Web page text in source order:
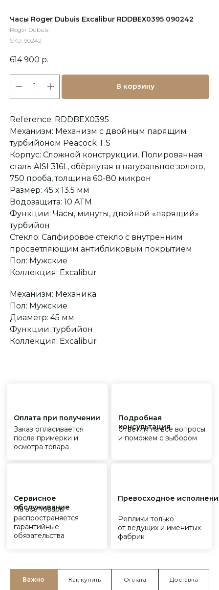
Часы Roger Dubuis Excalibur RDDBEX0395 090242
Roger Dubuis
SKU: 90242
614 900 р.
В корзину
Reference: RDDBEX0395
Механизм: Механизм с двойным парящим
турбийоном Peacock T.S
Корпус: Сложной конструкции. Полированная
сталь AISI 316L, обёрнутая в натуральное золото,
750 проба, толщина 60-80 микрон
Размер: 45 х 13.5 мм
Водозащита: 10 ATM
Функции: Часы, минуты, двойной «парящий»
турбийон
Стекло: Сапфировое стекло с внутренним
просветляющим антибликовым покрытием
Пол: Мужские
Коллекция: Excalibur
Механизм: Механика
Пол: Мужские
Диаметр: 45 мм
Функции: турбийон
Коллекция: Excalibur
Оплата при получении
после примерки и
осмотра товара
Подробная
Ответим на все вопросы
и поможем с выбором
Сервисное
распространяется
гарантийные
обязательства
Превосходное исполнение
Важно Как купить Оплата Доставка